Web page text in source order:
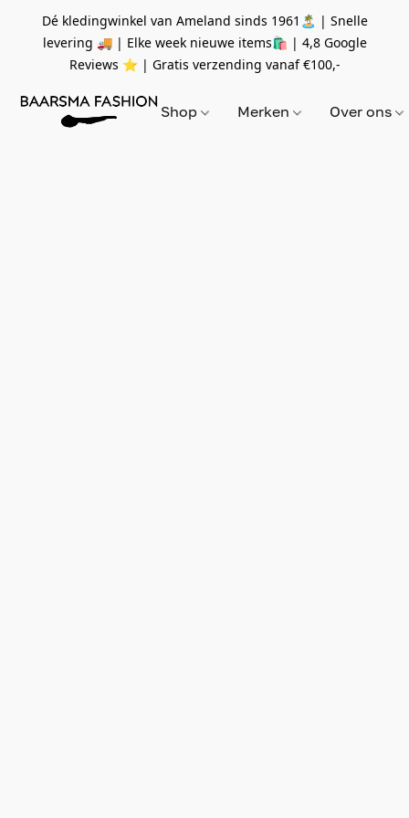
Dé kledingwinkel van Ameland sinds 1961🏝 | Snelle
levering 🚚 | Elke week nieuwe items🛍 | 4,8 Google
Reviews ⭐️ | Gratis verzending vanaf€100,-
Shop Merken Over ons